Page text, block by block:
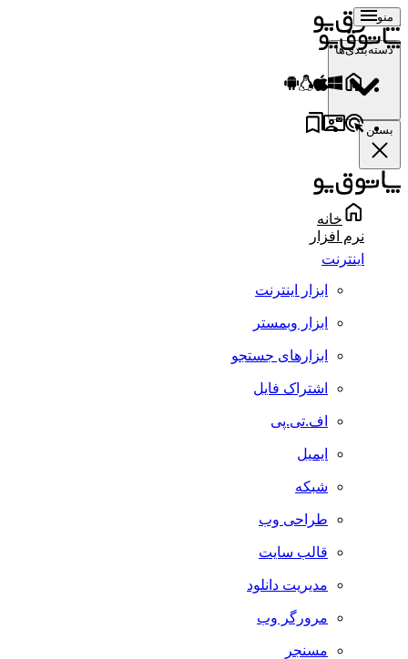
منو
دسته‌بندی‌ها
بستن
خانه
نرم افزار
اینترنت
ابزار اینترنت
ابزار وبمستر
ابزارهای جستجو
اشتراک فایل
اف.تی.پی
ایمیل
شبکه
طراحی وب
قالب سایت
مدیریت دانلود
مرورگر وب
مسنجر